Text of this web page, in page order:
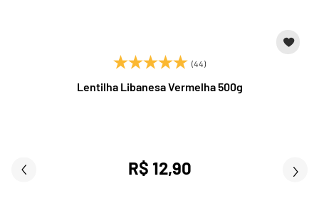
(44)
Lentilha Libanesa Vermelha 500g
R$ 12,90